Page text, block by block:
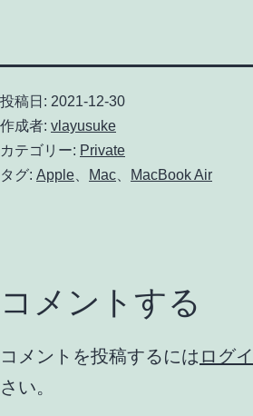
投稿日: 2021-12-30
作成者: vlayusuke
カテゴリー: Private
タグ: Apple Mac MacBook Air
コメントする
コメントを投稿するには ログ
さい。